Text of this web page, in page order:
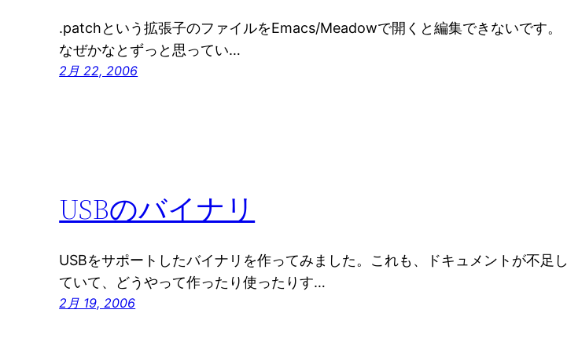
.patchという拡張子のファイルをEmacs/Meadowで開くと編集できないです。
なぜかなとずっと思ってい…
2月 22, 2006
USBのバイナリ
USBをサポートしたバイナリを作ってみました。これも、ドキュメントが不足し
ていて、どうやって作ったり使ったりす…
2月 19, 2006